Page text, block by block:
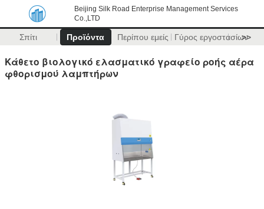
Beijing Silk Road Enterprise Management Services
Co.,LTD
Σπίτι Προϊόντα Περίπου εμείς Γύρος εργοστασίων
>>
Κάθετο βιολογικό ελασματικό γραφείο ροής αέρα
φθορισμού λαμπτήρων